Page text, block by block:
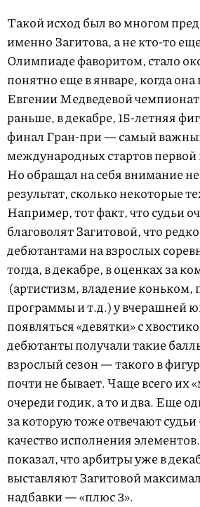
Такой исход был во многом
именно Загитова, а не кто-то
Олимпиаде фаворитом, стало
понятно еще в январе, когда она
Евгении Медведевой
раньше, в декабре, 15-летняя
финал Гран-при — самый
международных стартов
Но обращал на себя внимание не
результат, сколько некоторые
Например, тот факт, что судьи
благоволят Загитовой, что редко
дебютантами на взрослых
тогда, в декабре, в оценках за
(артистизм, владение коньком,
программы и т.д.) у вчерашней
появляться «девятки» с
дебютанты получали такие
взрослый сезон — такого в
почти не бывает. Чаще всего их
очереди годик, а то и два. Еще
за которую тоже отвечают
качество исполнения
показал, что арбитры уже в
выставляют Загитовой
надбавки — «плюс 3».